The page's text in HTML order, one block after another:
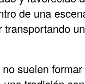
de una
suelen